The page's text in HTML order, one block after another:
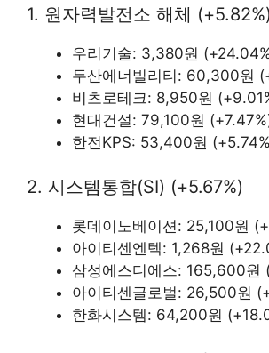
1. 원자력발전소 해체 (+5.82%)
우리기술: 3,380원
두산에너빌리티: 60,300원
비츠로테크: 8,950원
현대건설: 79,100원
한전KPS: 53,400원
2. 시스템통합(SI) (+5.67%)
롯데이노베이션: 25,100원
아이티센엔텍: 1,268원
삼성에스디에스: 165,600원
아이티센글로벌: 26,500원
한화시스템: 64,200원